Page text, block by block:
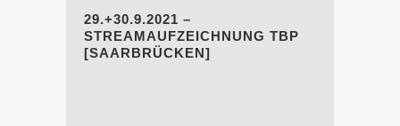
29.+30.9.2021 –
STREAMAUFZEICHNUNG TBP
[SAARBRÜCKEN]